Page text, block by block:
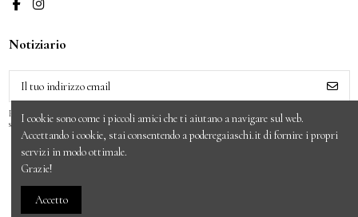
Notiziario
Puoi annullare l'iscrizione in ogni momenti. A questo
scopo, cerca le info di contatto nelle note legali.
© 2024 Podere Gaiaschi | P. IVA 01529530337 |
I cookie sono come i piccoli amici che ti aiutano a navigare sul web.
Accettando i cookie, stai consentendo a poderegaiaschi.it di fornire i propri
servizi in modo ottimale.
Grazie!
Accetto